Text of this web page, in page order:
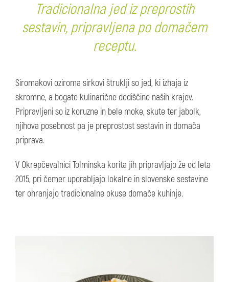
Tradicionalna jed iz preprostih
sestavin, pripravljena po domačem
receptu.
Siromakovi oziroma sirkovi štruklji so jed, ki izhaja iz
skromne, a bogate kulinarične dediščine naših krajev.
Pripravljeni so iz koruzne in bele moke, skute ter jabolk,
njihova posebnost pa je preprostost sestavin in domača
priprava.
V Okrepčevalnici Tolminska korita jih pripravljajo že od leta
2015, pri čemer uporabljajo lokalne in slovenske sestavine
ter ohranjajo tradicionalne okuse domače kuhinje.